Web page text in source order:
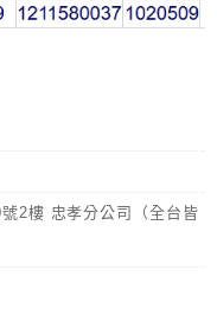
2樓 忠孝分公司（全台皆